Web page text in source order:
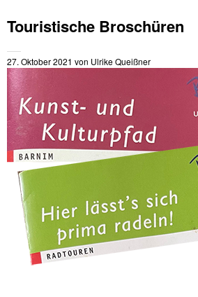
Touristische Broschüren
27. Oktober 2021 von Ulrike Queißner